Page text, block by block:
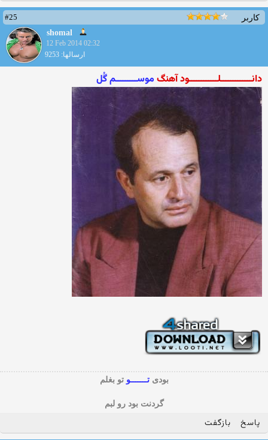
کاربر
#25
shomal
12 Feb 2014 02:32
ارسالها: 9253
دانـــــــــــــلــــــــــــود آهنگ موســـــــــم گُل
بودیتـــــــوتو بغلم
گردنت بود رو لبم
پاسخ بازگفت